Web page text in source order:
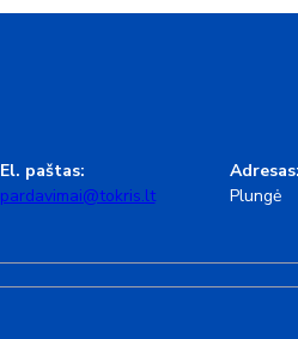
El. paštas:
pardavimai@tokris.lt
Plungė